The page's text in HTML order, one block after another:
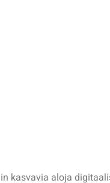
kasvavia aloja